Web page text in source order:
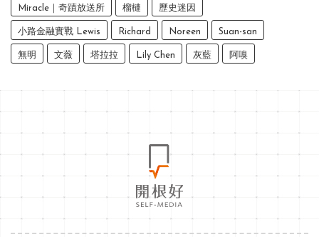
Miracle｜奇蹟放送所 榴槤 歷史迷因
小路金融實戰 Lewis Richard Noreen Suan-san
無明 文薇 塔拉拉 Lily Chen 灰藍 阿嗅